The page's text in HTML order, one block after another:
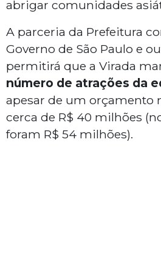
abrigar comunidades
A parceria da Prefeitura
Governo de São Paulo e
permitirá que a Virada
número de atrações da
apesar de um orçamento
cerca de R$ 40 milhões
foram R$ 54 milhões).